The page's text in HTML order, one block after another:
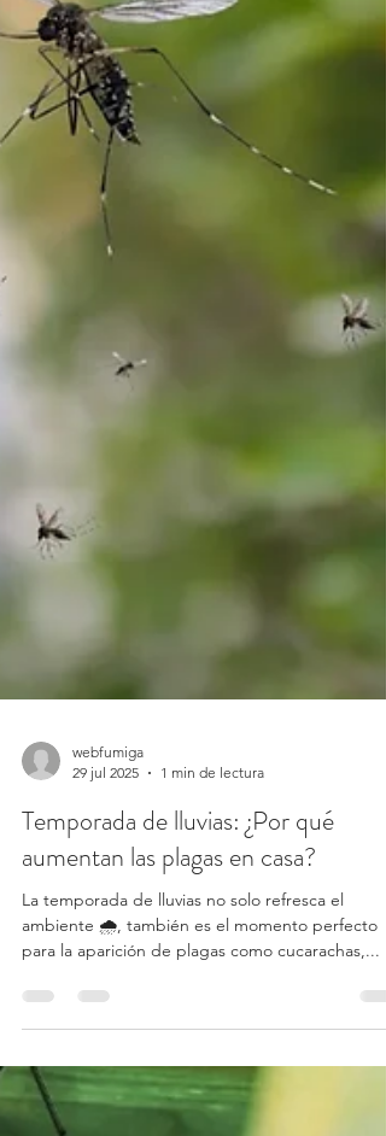
webfumiga
29 jul 2025
1 min de lectura
Temporada de lluvias: ¿Por qué
aumentan las plagas en casa?
para la aparición de plagas como cucarachas,...